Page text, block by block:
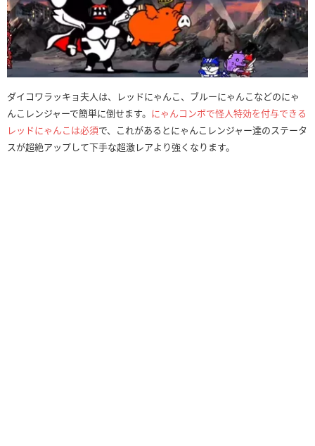
ダイコワラッキョ夫人は、レッドにゃんこ、ブルーにゃんこなどのにゃ
んこレンジャーで簡単に倒せます。 にゃんコンボで怪人特効を付与できる
レッドにゃんこは必須で、これがあるとにゃんこレンジャー達のステータ
スが超絶アップして下手な超激レアより強くなります。